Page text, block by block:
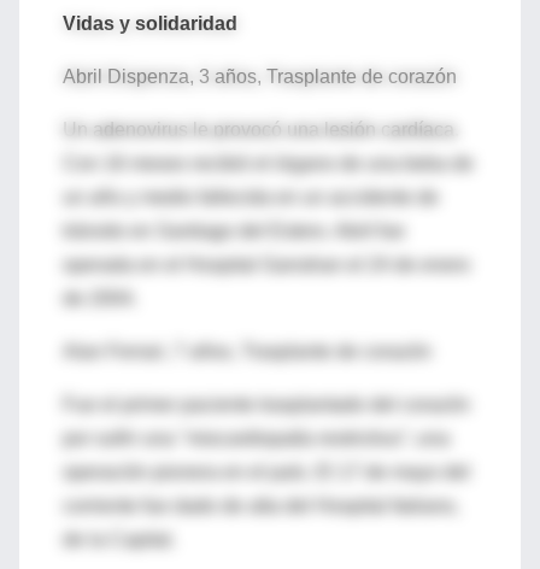
Vidas y solidaridad
Abril Dispenza, 3 años, Trasplante de corazón
Un adenovirus le provocó una lesión cardíaca.
Con 16 meses recibió el órgano de una beba de
tránsito en Santiago del Estero. Abril fue
por sufrir una "miocardiopatía restrictiva"; una
operación pionera en el país. El 17 de mayo del
de la Capital.